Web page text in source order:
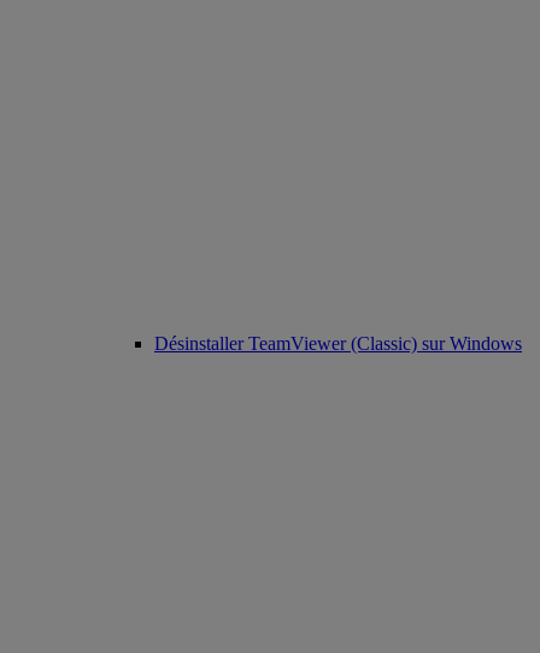
Désinstaller TeamViewer (Classic) sur Windows